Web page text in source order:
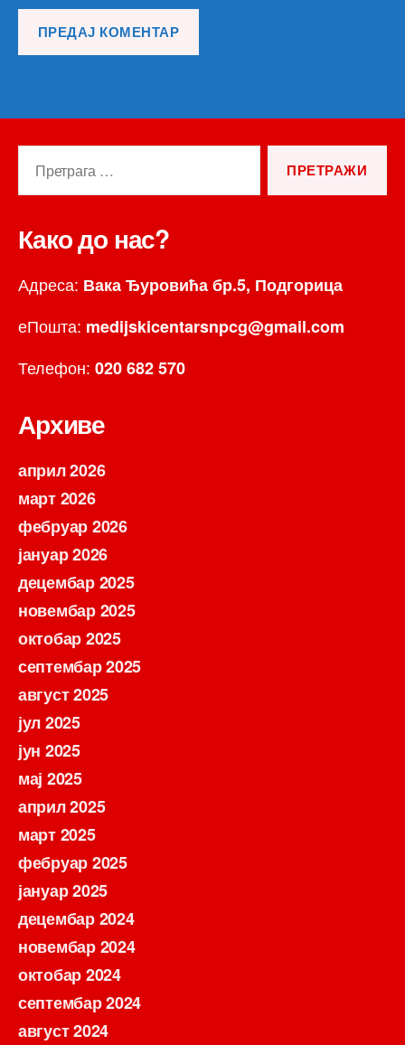
Како до нас?
Адреса: Вака Ђуровића бр.5, Подгорица
еПошта: medijskicentarsnpcg@gmail.com
Телефон: 020 682 570
Архиве
април 2026
март 2026
фебруар 2026
јануар 2026
децембар 2025
новембар 2025
октобар 2025
септембар 2025
август 2025
јул 2025
јун 2025
мај 2025
април 2025
март 2025
фебруар 2025
јануар 2025
децембар 2024
новембар 2024
октобар 2024
септембар 2024
август 2024